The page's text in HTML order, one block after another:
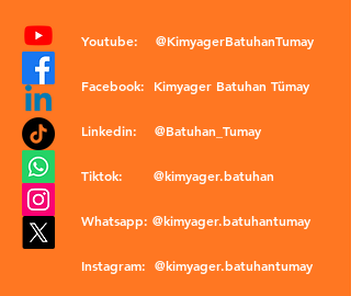
Youtube: @KimyagerBatuhanTumay
Facebook: Kimyager Batuhan Tümay
Linkedin: @Batuhan_Tumay
Tiktok: @kimyager.batuhan
Whatsapp: @kimyager.batuhantumay
Instagram: @kimyager.batuhantumay